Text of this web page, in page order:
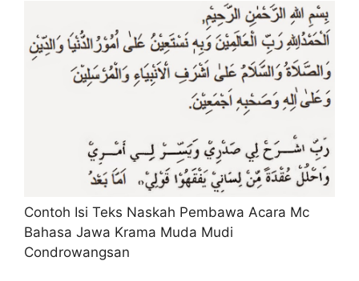
Contoh Isi Teks Naskah Pembawa Acara Mc
Bahasa Jawa Krama Muda Mudi
Condrowangsan